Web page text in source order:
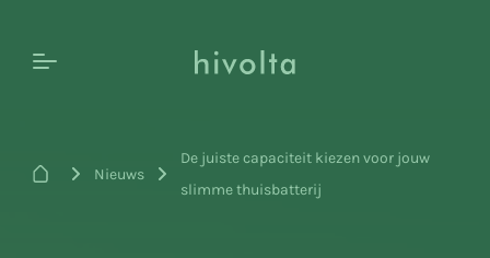
> Nieuws >
De juiste capaciteit kiezen voor jouw
slimme thuisbatterij